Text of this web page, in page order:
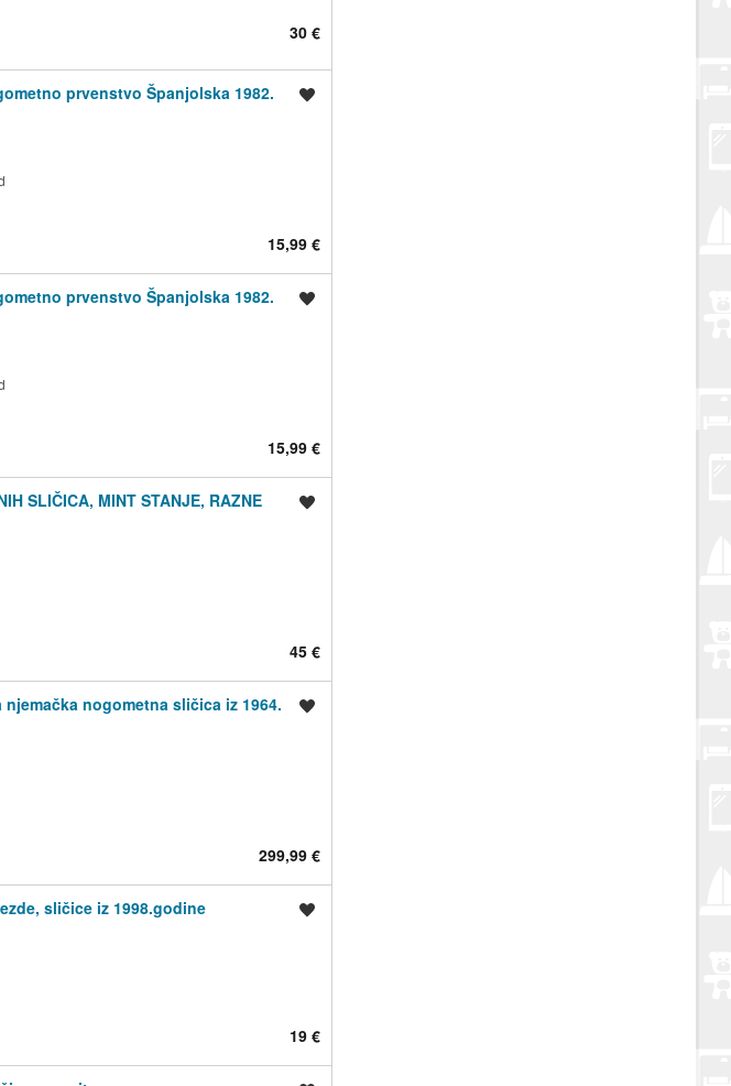
30 €
prvenstvo Španjolska 1982.
15,99 €
prvenstvo Španjolska 1982.
15,99 €
SLIČICA, MINT STANJE, RAZNE
45 €
njemačka nogometna sličica iz 1964.
299,99 €
sličice iz 1998.godine
19 €